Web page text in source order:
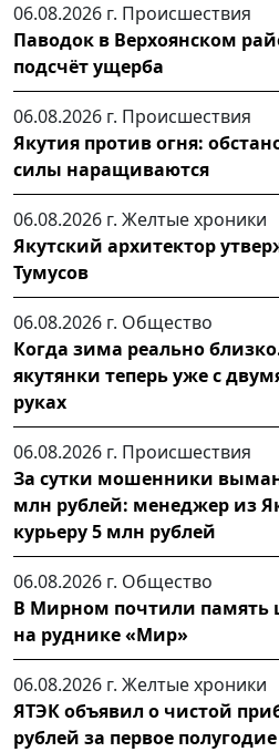
06.08.2026 г. Происшествия
Паводок в Верхоянском
подсчёт ущерба
06.08.2026 г. Происшествия
Якутия против огня:
силы наращиваются
06.08.2026 г. Желтые хроники
Якутский архитектор
Тумусов
06.08.2026 г. Общество
Когда зима реально
якутянки теперь уже с
руках
06.08.2026 г. Происшествия
За сутки мошенники
млн рублей: менеджер из
курьеру 5 млн рублей
06.08.2026 г. Общество
В Мирном почтили память
на руднике «Мир»
06.08.2026 г. Желтые хроники
ЯТЭК объявил о чистой
рублей за первое полугодие